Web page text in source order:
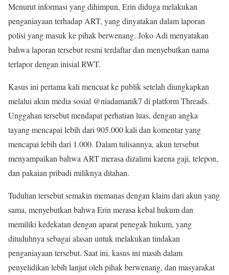
Menurut informasi yang dihimpun, Erin diduga melakukan
penganiayaan terhadap ART, yang dinyatakan dalam laporan
polisi yang masuk ke pihak berwenang. Joko Adi menyatakan
bahwa laporan tersebut resmi terdaftar dan menyebutkan nama
terlapor dengan inisial RWT.
Kasus ini pertama kali mencuat ke publik setelah diungkapkan
melalui akun media sosial @niadamanik7 di platform Threads.
Unggahan tersebut mendapat perhatian luas, dengan angka
tayang mencapai lebih dari 905.000 kali dan komentar yang
mencapai lebih dari 1.000. Dalam tulisannya, akun tersebut
menyampaikan bahwa ART merasa dizalimi karena gaji, telepon,
dan pakaian pribadi miliknya ditahan.
Tuduhan tersebut semakin memanas dengan klaim dari akun yang
sama, menyebutkan bahwa Erin merasa kebal hukum dan
memiliki kedekatan dengan aparat penegak hukum, yang
dituduhnya sebagai alasan untuk melakukan tindakan
penganiayaan tersebut. Saat ini, kasus ini masih dalam
penyelidikan lebih lanjut oleh pihak berwenang, dan masyarakat